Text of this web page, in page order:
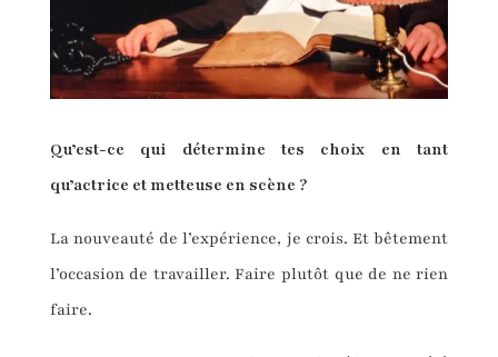
Qu’est-ce qui détermine tes choix en tant
qu’actrice et metteuse en scène ?
La nouveauté de l’expérience, je crois. Et bêtement
l’occasion de travailler. Faire plutôt que de ne rien
faire.